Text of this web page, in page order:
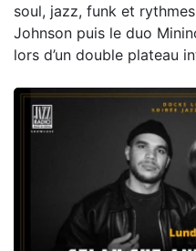
soul, jazz, funk et
Johnson puis le duo
lors d’un double plateau